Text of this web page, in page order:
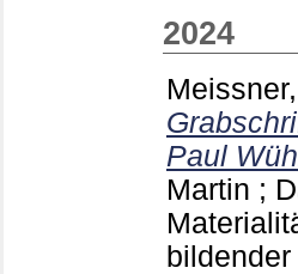
2024
Paul
Martin ;